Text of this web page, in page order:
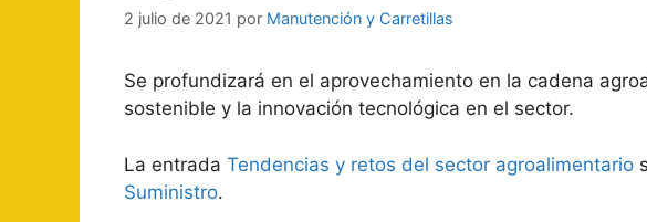
2 julio de 2021 por Manutención y Carretillas
Se profundizará en el aprovechamiento en la cadena
sostenible y la innovación tecnológica en el sector.
La entrada Tendencias y retos del sector agroalimentario
Suministro.